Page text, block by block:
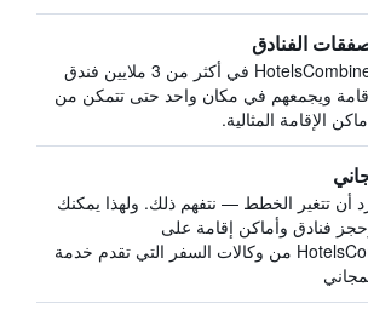
الفنادق
يبحث HotelsCombined في أكثر من 3 ملايين فندق
ويجمعهم في مكان واحد حتى تتمكن من
الإقامة المثالية.
أن تتغير الخطط — نتفهم ذلك. ولهذا يمكنك
فنادق وأماكن إقامة على
HotelsCombined من وكالات السفر التي تقدم خدمة